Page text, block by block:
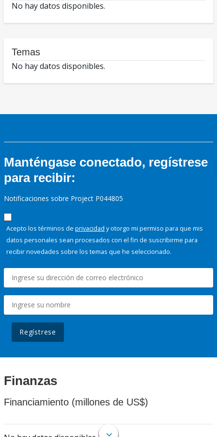
No hay datos disponibles.
Temas
No hay datos disponibles.
Manténgase conectado, regístrese
para recibir:
Notificaciones sobre Project P044805
Acepto los términos de privacidad y otorgo mi permiso para que mis
datos personales sean procesados con el fin de suscribirme para
recibir novedades sobre los temas que he seleccionado.
Regístrese
Finanzas
Financiamiento (millones de US$)